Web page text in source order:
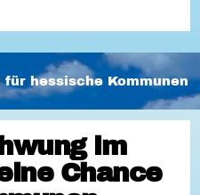
hessische Kommunen
im
Chance